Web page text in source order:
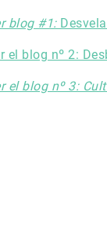
blog #1:
el blog nº 2:
el blog nº 3: